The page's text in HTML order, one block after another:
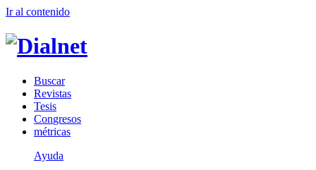
Ir al contenido
Buscar
Revistas
Tesis
Congresos
métricas
Ayuda